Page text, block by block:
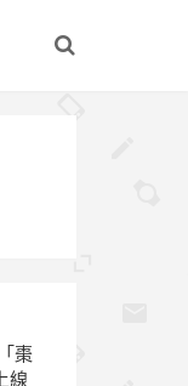
棗
線